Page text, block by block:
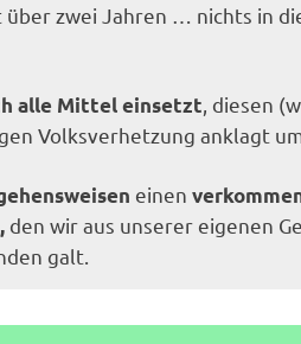
zwei Jahren … nichts in
alle Mittel einsetzt , diesen
Volksverhetzung anklagt
einen
den wir aus unserer eigenen
galt.